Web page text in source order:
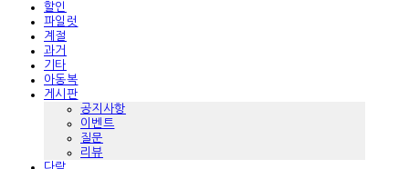
할인
파일럿
계절
과거
기타
아동복
게시판
공지사항
이벤트
질문
리뷰